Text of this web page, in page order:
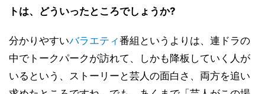
トは、どういったところでしょうか?
分かりやすいバラエティ番組というよりは、連ドラの
中でトークパークが訪れて、しかも降板していく人が
いるという、ストーリーと芸人の面白さ、両方を追い